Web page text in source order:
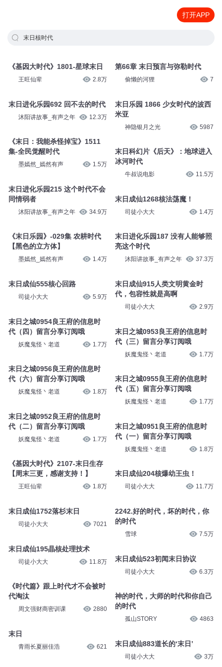
打开APP
末日核时代
《基因大时代》1801-星球末日
王旺仙辈 2.8万
末日进化乐园692 回不去的时代
沐阳讲故事_有声之年 12.3万
《末日：我能杀怪掉宝》1511
集-全民觉醒时代
墨嫣然_嫣然有声 1.5万
末日进化乐园215 这个时代不会
同情弱者
沐阳讲故事_有声之年 34.9万
《末日乐园》-029集 农耕时代
【黑色的立方体】
墨嫣然_嫣然有声 1.4万
末日成仙555核心回路
司徒小大大 5.9万
末日之城0954良王府的信息时
代（四）留言分享订阅哦
妖魔鬼怪丶老道 1.7万
末日之城0956良王府的信息时
代（六）留言分享订阅哦
妖魔鬼怪丶老道 1.8万
末日之城0952良王府的信息时
代（二）留言分享订阅哦
妖魔鬼怪丶老道 1.7万
《基因大时代》2107-末日生存
【周末三更，感谢支持！】
王旺仙辈 1.8万
末日成仙1752落杉末日
司徒小大大 7021
末日成仙195晶核处理技术
司徒小大大 11.8万
《时代篇》跟上时代才不会被时
代淘汰
周文强财商密训课 2880
末日
青雨长夏丽佳浩 621
第66章 末日预言与弥勒时代
偷懒的河狸 7
末日乐园 1866 少女时代的波西
米亚
神隐银月之光 5987
末日科幻片《后天》：地球进入
冰河时代
牛叔说电影 11.5万
末日成仙1268核法荡魔！
司徒小大大 1.4万
末日进化乐园187 没有人能够照
亮这个时代
沐阳讲故事_有声之年 37.3万
末日成仙915人类文明黄金时
代，包容性就是高啊
司徒小大大 2.9万
末日之城0953良王府的信息时
代（三）留言分享订阅哦
妖魔鬼怪丶老道 1.7万
末日之城0955良王府的信息时
代（五）留言分享订阅哦
妖魔鬼怪丶老道 1.7万
末日之城0951良王府的信息时
代（一）留言分享订阅哦
妖魔鬼怪丶老道 1.8万
末日成仙204核爆幼王虫！
司徒小大大 11.7万
2242.好的时代，坏的时代，你
的时代
雪球 7.5万
末日成仙523初闻末日协议
司徒小大大 6.3万
神的时代，大师的时代和你自己
的时代
孤山STORY 4863
末日成仙883道长的‘末日’
司徒小大大 3万